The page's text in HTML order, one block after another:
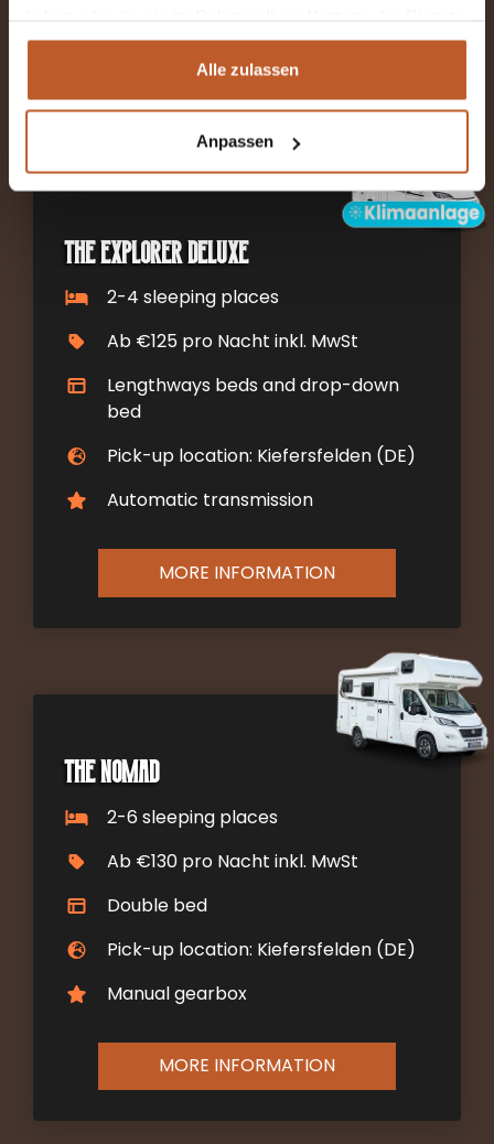
gesammelt haben.
Alle zulassen
Anpassen
The Explorer Deluxe
2-4 sleeping places
Ab €125 pro Nacht inkl. MwSt
Lengthways beds and drop-down
bed
Pick-up location: Kiefersfelden (DE)
Automatic transmission
MORE INFORMATION
The Nomad
2-6 sleeping places
Ab €130 pro Nacht inkl. MwSt
Double bed
Pick-up location: Kiefersfelden (DE)
Manual gearbox
MORE INFORMATION